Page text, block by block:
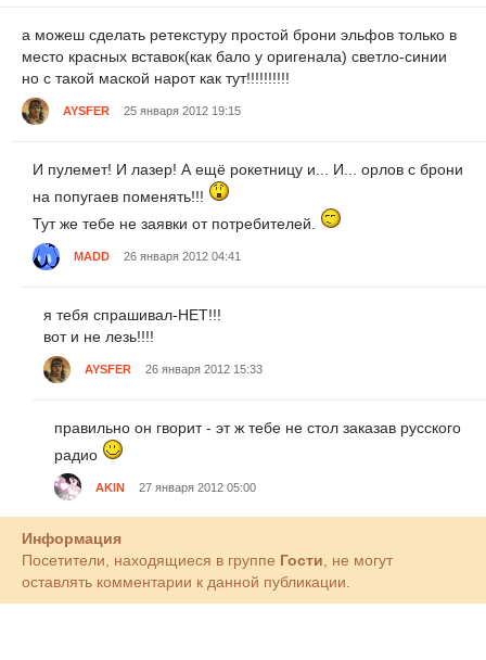
а можеш сделать ретекстуру простой брони эльфов только в
место красных вставок(как бало у оригенала) светло-синии
но с такой маской нарот как тут!!!!!!!!!!
AYSFER 25 января 2012 19:15
И пулемет! И лазер! А ещё рокетницу и... И... орлов с брони
на попугаев поменять!!!
Тут же тебе не заявки от потребителей.
MADD 26 января 2012 04:41
я тебя спрашивал-НЕТ!!!
вот и не лезь!!!!
AYSFER 26 января 2012 15:33
правильно он гворит - эт ж тебе не стол заказав русского
радио
AKIN 27 января 2012 05:00
Информация
Посетители, находящиеся в группе Гости, не могут
оставлять комментарии к данной публикации.